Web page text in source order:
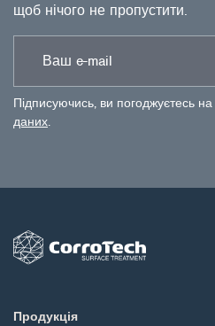
щоб нічого не пропустити.
Підписуючись, ви погоджуєтесь на
даних.
Продукція